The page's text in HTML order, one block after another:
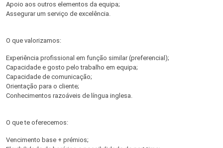
Apoio aos outros elementos da equipa;
Assegurar um serviço de excelência.
O que valorizamos:
Experiência profissional em função similar (preferencial);
Capacidade e gosto pelo trabalho em equipa;
Capacidade de comunicação;
Orientação para o cliente;
Conhecimentos razoáveis de língua inglesa.
O que te oferecemos:
Vencimento base + prémios;